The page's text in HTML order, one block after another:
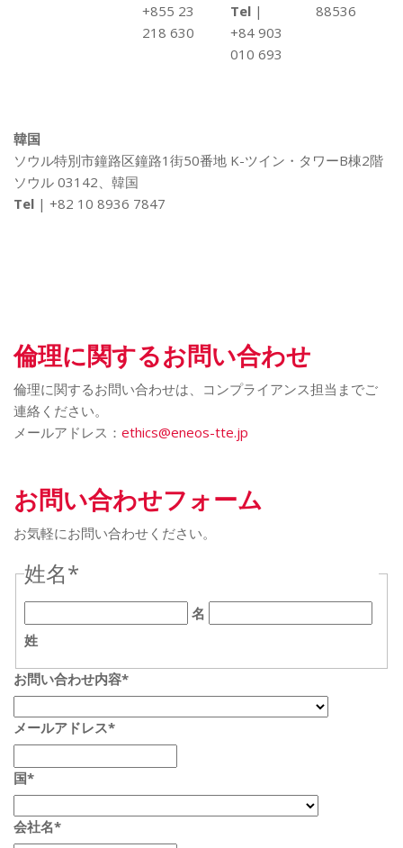
+855 23
218 630
Tel |
+84 903
010 693
88536
韓国
ソウル特別市鐘路区鐘路1街50番地 K-ツイン・タワーB棟2階
ソウル 03142、韓国
Tel | +82 10 8936 7847
倫理に関するお問い合わせ
倫理に関するお問い合わせは、コンプライアンス担当までご
連絡ください。
メールアドレス： ethics@eneos-tte.jp
お問い合わせフォーム
お気軽にお問い合わせください。
姓名*
名
姓
お問い合わせ内容*
メールアドレス*
国*
会社名*